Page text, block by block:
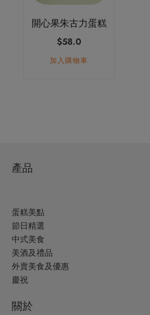
開心果朱古力蛋糕
$58.0
加入購物車
產品
蛋糕美點
節日精選
中式美食
美酒及禮品
外賣美食及優惠
慶祝
關於